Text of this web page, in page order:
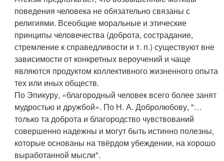
поведения человека не обязательно связаны с
религиями. Всеобщие моральные и этические
принципы человечества (доброта, сострадание,
стремление к справедливости и т. п.) существуют вне
зависимости от конкретных вероучений и чаще
являются продуктом коллективного жизненного опыта
тех или иных обществ.
По Эпикуру, «благородный человек всего более занят
мудростью и дружбой». По Н. А. Добролюбову, "…
только та доброта и благородство чувствований
совершенно надежны и могут быть истинно полезны,
которые основаны на твёрдом убеждении, на хорошо
выработанной мысли".